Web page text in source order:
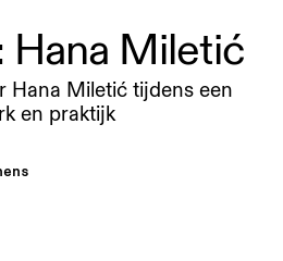
Hana Miletić
Hana Miletić tijdens een
en praktijk